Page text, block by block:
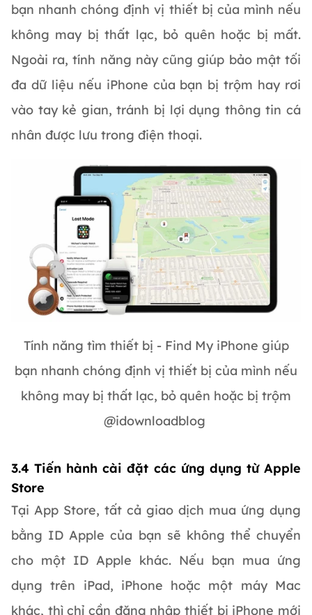
bạn nhanh chóng định vị thiết bị của mình nếu
không may bị thất lạc, bỏ quên hoặc bị mất.
Ngoài ra, tính năng này cũng giúp bảo mật tối
đa dữ liệu nếu iPhone của bạn bị trộm hay rơi
vào tay kẻ gian, tránh bị lợi dụng thông tin cá
nhân được lưu trong điện thoại.
Tính năng tìm thiết bị - Find My iPhone giúp
bạn nhanh chóng định vị thiết bị của mình nếu
không may bị thất lạc, bỏ quên hoặc bị trộm
@idownloadblog
3.4 Tiến hành cài đặt các ứng dụng từ Apple
Store
Tại App Store, tất cả giao dịch mua ứng dụng
bằng ID Apple của bạn sẽ không thể chuyển
cho một ID Apple khác. Nếu bạn mua ứng
dụng trên iPad, iPhone hoặc một máy Mac
khác, thì chỉ cần đăng nhập thiết bị iPhone mới